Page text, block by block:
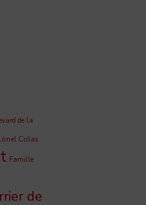
de la
Colas
Famille
de